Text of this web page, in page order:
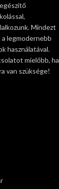
Mindezt
a legmodernebb
használatával.
mielőbb, ha
van szüksége!